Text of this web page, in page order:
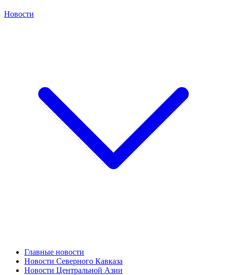
Новости
Главные новости
Новости Северного Кавказа
Новости Центральной Азии